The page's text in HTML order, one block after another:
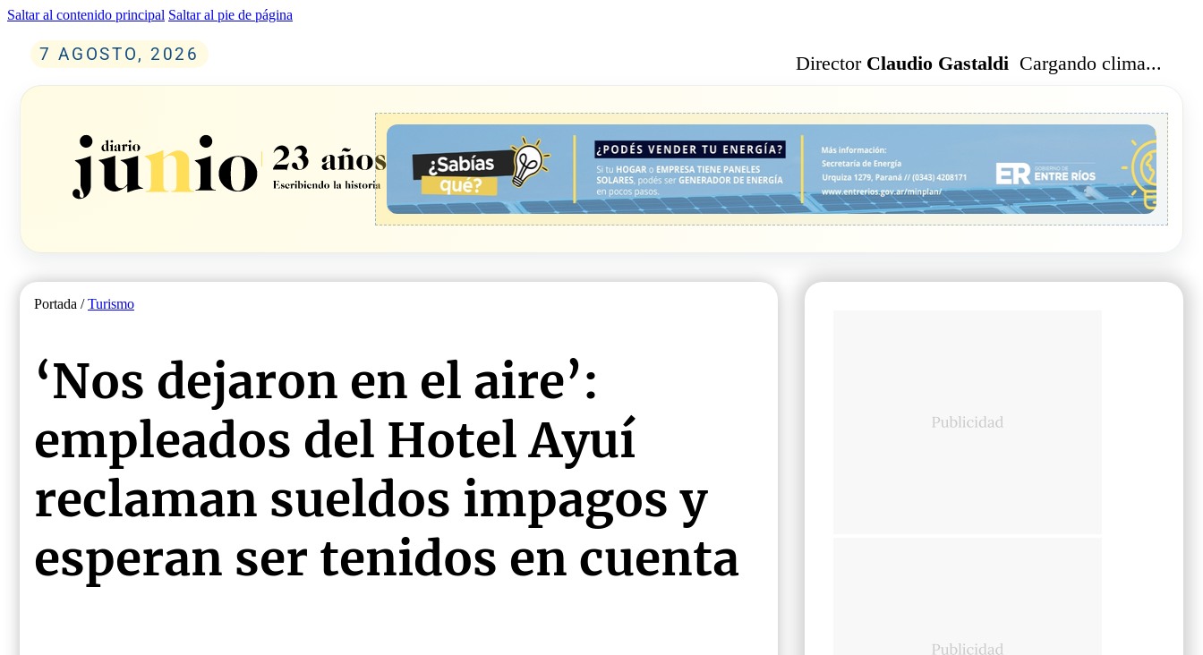
Saltar al contenido principal Saltar al pie de página
7 AGOSTO, 2026 Director Claudio Gastaldi Cargando clima...
Portada /Turismo
‘Nos dejaron en el aire’:
empleados del Hotel Ayuí
reclaman sueldos impagos y
esperan ser tenidos en cuenta